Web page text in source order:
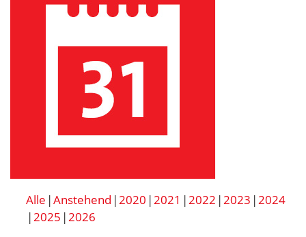
Alle Anstehend 2020 2021 2022 2023 2024
2025 2026